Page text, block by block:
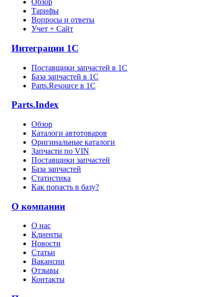
Обзор
Тарифы
Вопросы и ответы
Учет + Сайт
Интеграции 1С
Поставщики запчастей в 1C
База запчастей в 1С
Parts.Resource в 1C
Parts.Index
Обзор
Каталоги автотоваров
Оригинальные каталоги
Запчасти по VIN
Поставщики запчастей
База запчастей
Статистика
Как попасть в базу?
О компании
О нас
Клиенты
Новости
Статьи
Вакансии
Отзывы
Контакты